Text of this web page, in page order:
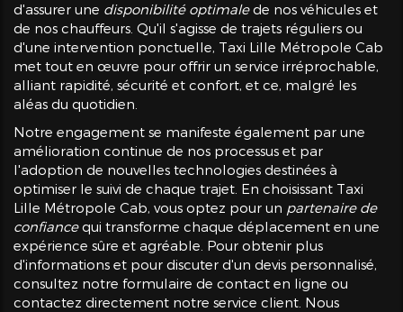
d'assurer une disponibilité optimalede nos véhicules et
de nos chauffeurs. Qu'il s'agisse de trajets réguliers ou
d'une intervention ponctuelle, Taxi Lille Métropole Cab
met tout en œuvre pour offrir un service irréprochable,
alliant rapidité, sécurité et confort, et ce, malgré les
aléas du quotidien.
Notre engagement se manifeste également par une
amélioration continue de nos processus et par
l'adoption de nouvelles technologies destinées à
optimiser le suivi de chaque trajet. En choisissant Taxi
Lille Métropole Cab, vous optez pour un partenaire de
confiancequi transforme chaque déplacement en une
expérience sûre et agréable. Pour obtenir plus
d'informations et pour discuter d'un devis personnalisé,
consultez notre formulaire de contact en ligne ou
contactez directement notre service client. Nous